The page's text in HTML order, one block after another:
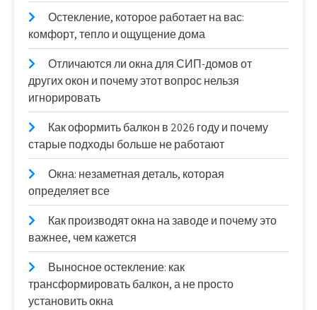
Остекление, которое работает на вас:
комфорт, тепло и ощущение дома
Отличаются ли окна для СИП-домов от
других окон и почему этот вопрос нельзя
игнорировать
Как оформить балкон в 2026 году и почему
старые подходы больше не работают
Окна: незаметная деталь, которая
определяет все
Как производят окна на заводе и почему это
важнее, чем кажется
Выносное остекление: как
трансформировать балкон, а не просто
установить окна